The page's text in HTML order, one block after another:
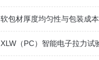
软包材厚度均匀性与包装成本